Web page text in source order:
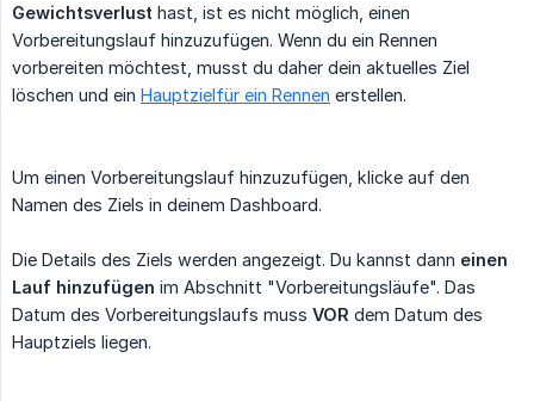
Gewichtsverlust hast, ist es nicht möglich, einen
Vorbereitungslauf hinzuzufügen. Wenn du ein Rennen
vorbereiten möchtest, musst du daher dein aktuelles Ziel
löschen und ein Hauptzielfür ein Rennen erstellen.
Um einen Vorbereitungslauf hinzuzufügen, klicke auf den
Namen des Ziels in deinem Dashboard.
Die Details des Ziels werden angezeigt. Du kannst dann einen
Lauf hinzufügen im Abschnitt "Vorbereitungsläufe". Das
Datum des Vorbereitungslaufs muss VOR dem Datum des
Hauptziels liegen.